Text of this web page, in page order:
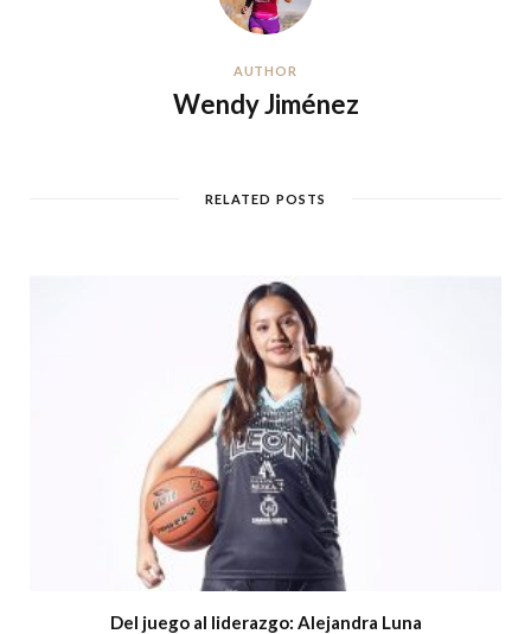
AUTHOR
Wendy Jiménez
RELATED POSTS
Del juego al liderazgo: Alejandra Luna